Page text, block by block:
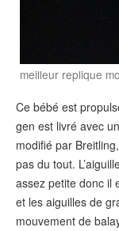
meilleur replique
Ce bébé est
gen est livré avec
modifié par
pas du tout.
assez petite donc il
et les aiguilles de
mouvement de